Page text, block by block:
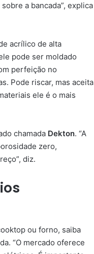
a bancada”, explica
acrílico de alta
pode ser moldado
perfeição no
Pode riscar, mas aceita
ele é o mais
chamada Dekton. “A
zero,
diz.
ou forno, saiba
“O mercado oferece